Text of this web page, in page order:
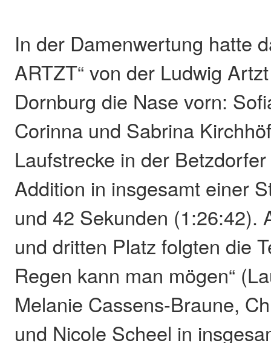
In der Damenwertung hatte
ARTZT“ von der Ludwig
Dornburg die Nase vorn:
Corinna und Sabrina
Laufstrecke in der
Addition in insgesamt einer
und 42 Sekunden (1:26:42).
und dritten Platz folgten die
Regen kann man mögen“
Melanie Cassens-Braune,
und Nicole Scheel in